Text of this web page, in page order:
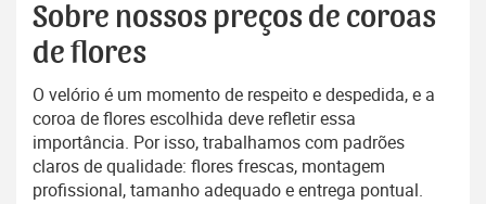
Sobre nossos preços de coroas
de flores
O velório é um momento de respeito e despedida, e a
coroa de flores escolhida deve refletir essa
importância. Por isso, trabalhamos com padrões
claros de qualidade: flores frescas, montagem
profissional, tamanho adequado e entrega pontual.